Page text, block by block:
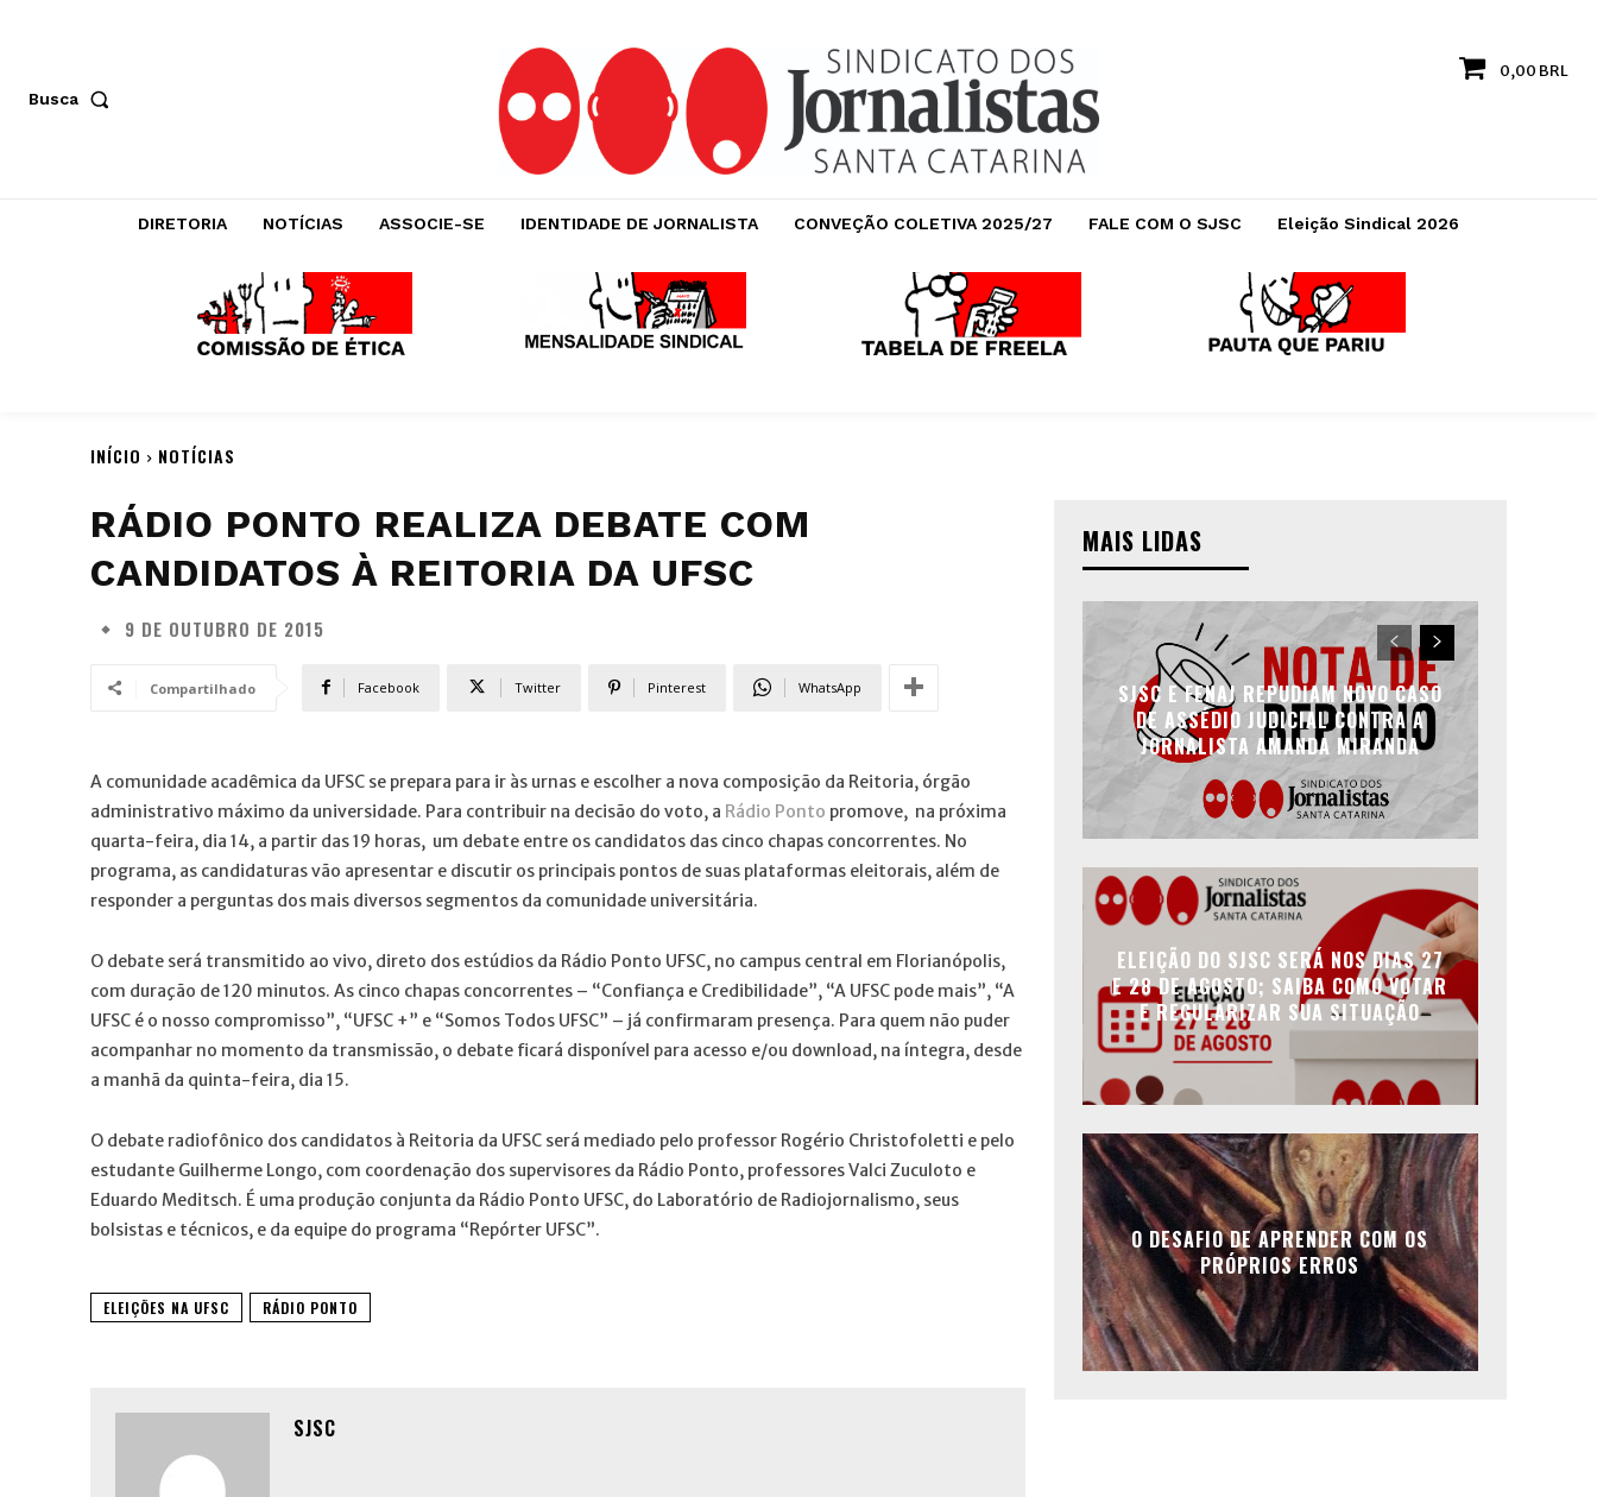
Busca
0,00 BRL
DIRETORIA NOTÍCIAS ASSOCIE-SE IDENTIDADE DE JORNALISTA CONVEÇÃO COLETIVA 2025/27 FALE COM O SJSC Eleição Sindical 2026
INÍCIO NOTÍCIAS
RÁDIO PONTO REALIZA DEBATE COM
CANDIDATOS À REITORIA DA UFSC
9 DE OUTUBRO DE 2015
Compartilhado Facebook Twitter Pinterest WhatsApp
A comunidade acadêmica da UFSC se prepara para ir às urnas e escolher a nova composição da Reitoria, órgão
administrativo máximo da universidade. Para contribuir na decisão do voto, a Rádio Ponto promove, na próxima
quarta-feira, dia 14, a partir das 19 horas, um debate entre os candidatos das cinco chapas concorrentes. No
programa, as candidaturas vão apresentar e discutir os principais pontos de suas plataformas eleitorais, além de
responder a perguntas dos mais diversos segmentos da comunidade universitária.
O debate será transmitido ao vivo, direto dos estúdios da Rádio Ponto UFSC, no campus central em Florianópolis,
com duração de 120 minutos. As cinco chapas concorrentes – “Confiança e Credibilidade”, “A UFSC pode mais”, “A
UFSC é o nosso compromisso”, “UFSC +” e “Somos Todos UFSC” – já confirmaram presença. Para quem não puder
acompanhar no momento da transmissão, o debate ficará disponível para acesso e/ou download, na íntegra, desde
a manhã da quinta-feira, dia 15.
O debate radiofônico dos candidatos à Reitoria da UFSC será mediado pelo professor Rogério Christofoletti e pelo
estudante Guilherme Longo, com coordenação dos supervisores da Rádio Ponto, professores Valci Zuculoto e
Eduardo Meditsch. É uma produção conjunta da Rádio Ponto UFSC, do Laboratório de Radiojornalismo, seus
bolsistas e técnicos, e da equipe do programa “Repórter UFSC”.
ELEIÇÕES NA UFSC RÁDIO PONTO
SJSC
MAIS LIDAS
SJSC E FENAJ REPUDIAM NOVO CASO
DE ASSÉDIO JUDICIAL CONTRA A
JORNALISTA AMANDA MIRANDA
ELEIÇÃO DO SJSC SERÁ NOS DIAS 27
E 28 DE AGOSTO; SAIBA COMO VOTAR
E REGULARIZAR SUA SITUAÇÃO
O DESAFIO DE APRENDER COM OS
PRÓPRIOS ERROS